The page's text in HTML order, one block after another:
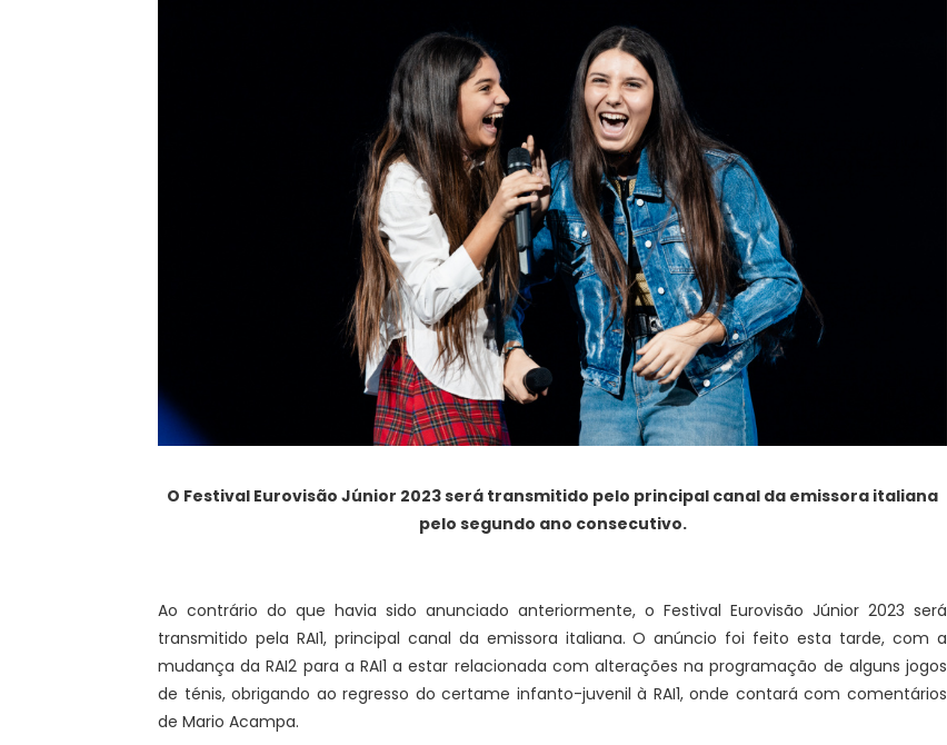
O Festival Eurovisão Júnior 2023 será transmitido pelo principal canal da emissora italiana
pelo segundo ano consecutivo.
Ao contrário do que havia sido anunciado anteriormente, o Festival Eurovisão Júnior 2023 será
transmitido pela RAI1, principal canal da emissora italiana. O anúncio foi feito esta tarde, com a
mudança da RAI2 para a RAI1 a estar relacionada com alterações na programação de alguns jogos
de ténis, obrigando ao regresso do certame infanto-juvenil à RAI1, onde contará com comentários
de Mario Acampa.